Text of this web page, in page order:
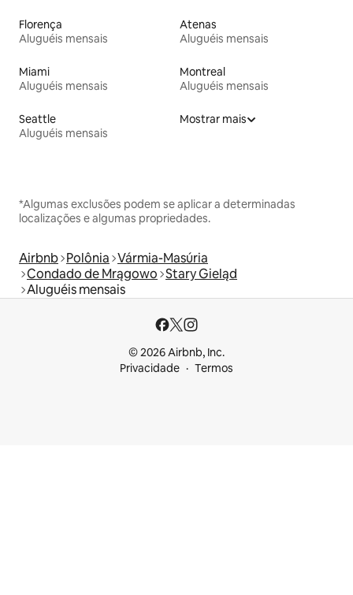
Florença
Aluguéis mensais
Atenas
Aluguéis mensais
Miami
Aluguéis mensais
Montreal
Aluguéis mensais
Seattle
Aluguéis mensais
Mostrar mais
*Algumas exclusões podem se aplicar a determinadas
localizações e algumas propriedades.
Airbnb Polônia Vármia-Masúria
Condado de Mrągowo Stary Gieląd
Aluguéis mensais
© 2026 Airbnb, Inc.
Privacidade
Termos